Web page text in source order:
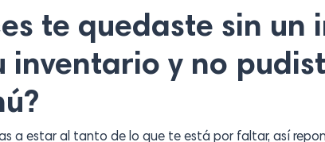
te quedaste sin un
inventario y no
a estar al tanto de lo que te está por faltar, así